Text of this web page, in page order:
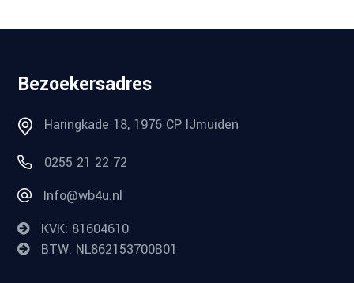
Bezoekersadres
Haringkade 18, 1976 CP IJmuiden
0255 21 22 72
Info@wb4u.nl
KVK: 81604610
BTW: NL862153700B01